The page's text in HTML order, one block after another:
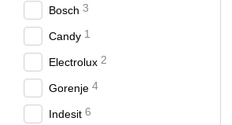
Bosch 3
Candy 1
Electrolux 2
Gorenje 4
Indesit 6